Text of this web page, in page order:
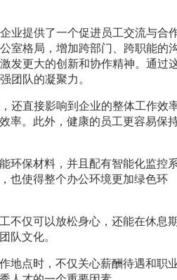
业提供了一个促进员工交流与合
室格局，增加跨部门、跨职能的
发更大的创新和协作精神。通过
团队的凝聚力。
还直接影响到企业的整体工作效
率。此外，健康的员工更容易保
环保材料，并且配有智能化监控
也使得整个办公环境更加绿色环
不仅可以放松身心，还能在休息期
队文化。
地点时，不仅关心薪酬待遇和职